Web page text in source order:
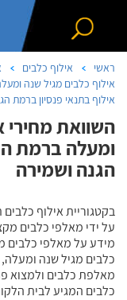
ראשי אילוף כלבים
אילוף כלבים מגיל שנה
אילוף בתנאי פנסיון ברמת
השוואת מחירי
ומעלה ברמת
הגנה ושמירה
בקטגוריית אילוף
על ידי מאלפי כלבים
מידע על מאלפי כלבים
כלבים מגיל שנה ומעלה,
מאלפת כלבים ולמצוא
כלבים המגיע לבית